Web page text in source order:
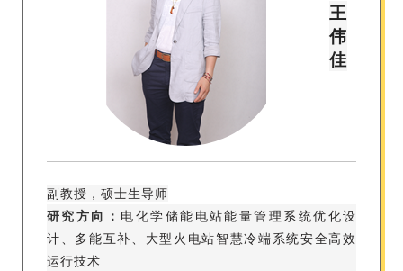
王
伟
佳
副教授，硕士生导师
研究方向： 电化学储能电站能量管理系统优化设
计、多能互补、大型火电站智慧冷端系统安全高效
运行技术